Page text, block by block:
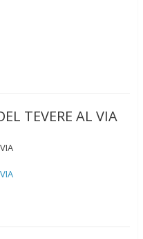
TEVERE AL VIA